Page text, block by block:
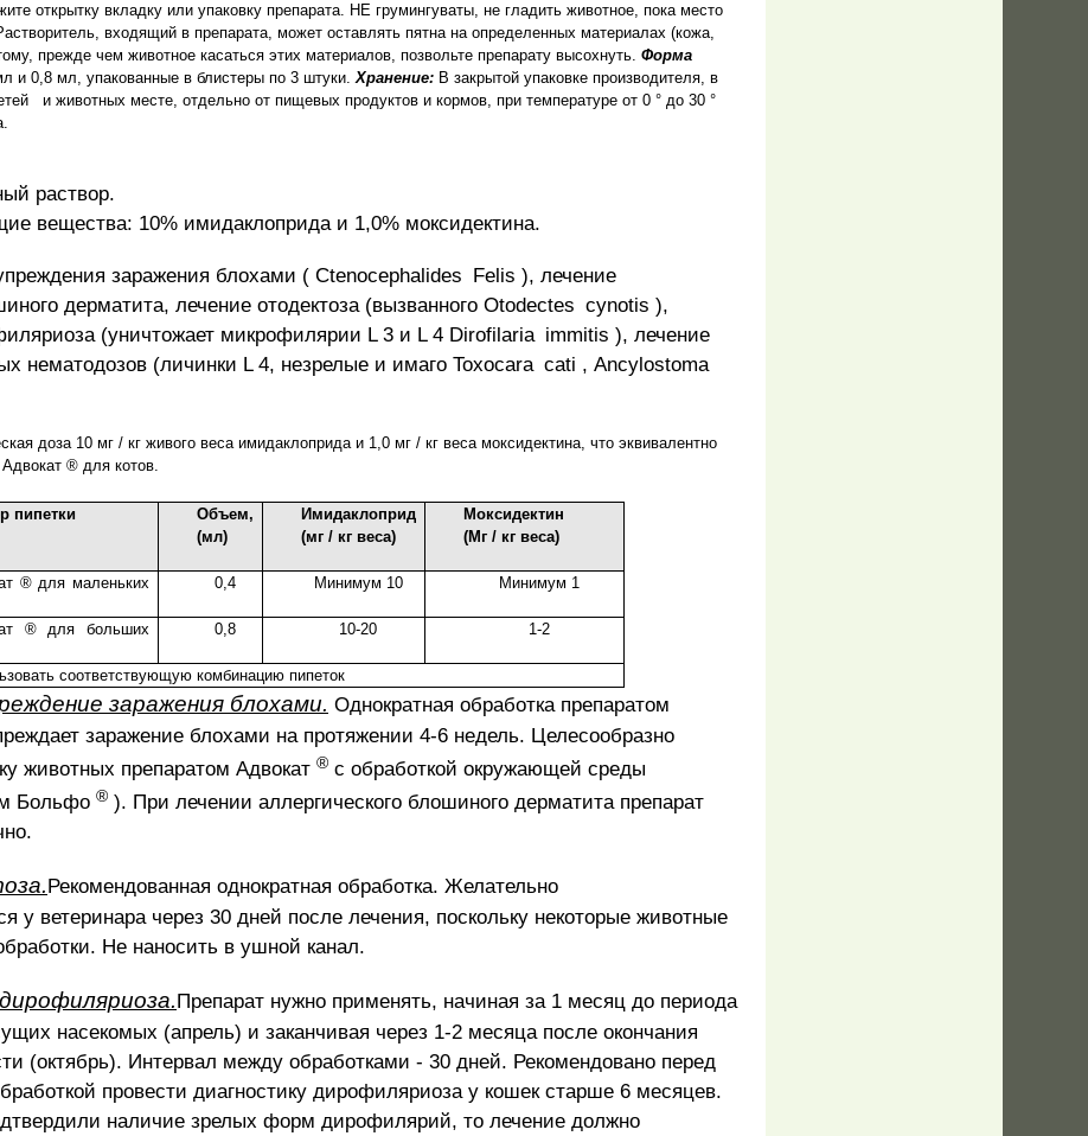
открытку вкладку или упаковку препарата. НЕ грумингуваты, не гладить животное, пока место
входящий в препарата, может оставлять пятна на определенных материалах (кожа,
прежде чем животное касаться этих материалов, позвольте препарату высохнуть. Форма
и 0,8 мл, упакованные в блистеры по 3 штуки.Хранение: В закрытой упаковке производителя, в
и животных месте, отдельно от пищевых продуктов и кормов, при температуре от 0 ° до 30 °
раствор.
вещества: 10% имидаклоприда и 1,0% моксидектина.
заражения блохами ( Ctenocephalides Felis ), лечение
дерматита, лечение отодектоза (вызванного Otodectes cynotis ),
(уничтожает микрофилярии L 3 и L 4 Dirofilaria immitis ), лечение
нематодозов (личинки L 4, незрелые и имаго Toxocara cati , Ancylostoma
доза 10 мг / кг живого веса имидаклоприда и 1,0 мг / кг веса моксидектина, что эквивалентно
® для котов.
пипетки
Объем,
(мл)
Имидаклоприд
(мг / кг веса)
Моксидектин
(Мг / кг веса)
® для маленьких
0,4 Минимум 10 Минимум 1
® для больших
0,8 10-20 1-2
соответствующую комбинацию пипеток
заражения блохами. Однократная обработка препаратом
заражение блохами на протяжении 4-6 недель. Целесообразно
животных препаратом Адвокат ® с обработкой окружающей среды
Больфо ® ). При лечении аллергического блошиного дерматита препарат
Рекомендованная однократная обработка. Желательно
у ветеринара через 30 дней после лечения, поскольку некоторые животные
Не наносить в ушной канал.
Препарат нужно применять, начиная за 1 месяц до периода
насекомых (апрель) и заканчивая через 1-2 месяца после окончания
(октябрь). Интервал между обработками - 30 дней. Рекомендовано перед
провести диагностику дирофиляриоза у кошек старше 6 месяцев.
наличие зрелых форм дирофилярий, то лечение должно